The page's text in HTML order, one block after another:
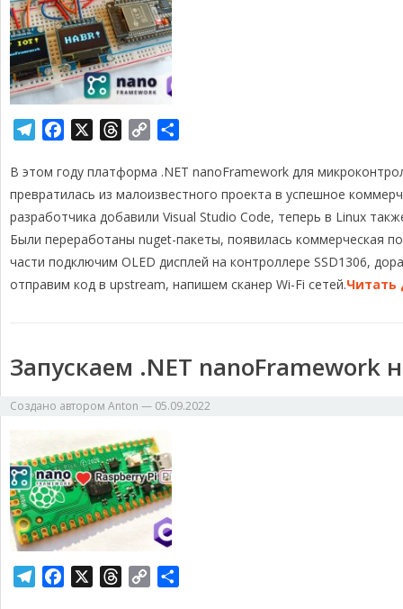
l
e
g
r
a
m
c
e
b
o
o
k
r
e
a
d
s
p
y
L
i
n
k
п
р
а
в
и
т
В этом году платформа .NET nanoFramework для
превратилась из малоизвестного проекта в успешное
разработчика добавили Visual Studio Code, теперь в Linux
Были переработаны nuget-пакеты, появилась коммерческая
части подключим OLED дисплей на контроллере SSD1306,
отправим код в upstream, напишем сканер Wi-Fi сетей.Читать
Запускаем .NET nanoFramework
Создано автором Anton — 05.09.2022